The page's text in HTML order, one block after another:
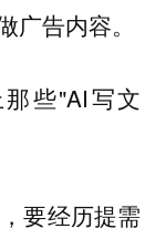
告内容。
些"AI写文
要经历提需